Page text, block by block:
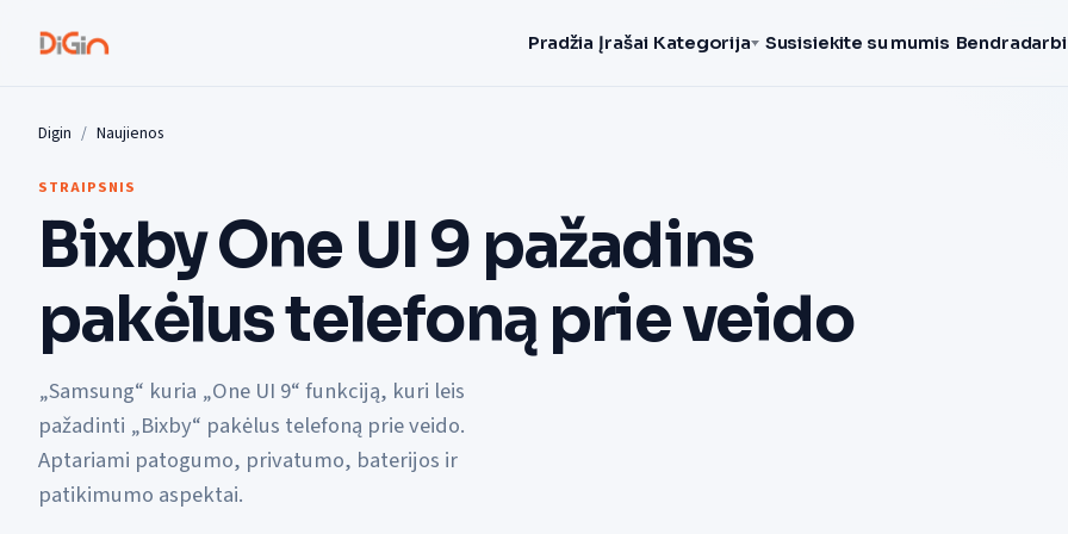
Pradžia Įrašai Kategorija Susisiekite su mumis
Digin Naujienos
STRAIPSNIS
Bixby One UI 9 pažadins
pakėlus telefoną prie veido
„Samsung“ kuria „One UI 9“ funkciją, kuri leis
pažadinti „Bixby“ pakėlus telefoną prie veido.
Aptariami patogumo, privatumo, baterijos ir
patikimumo aspektai.